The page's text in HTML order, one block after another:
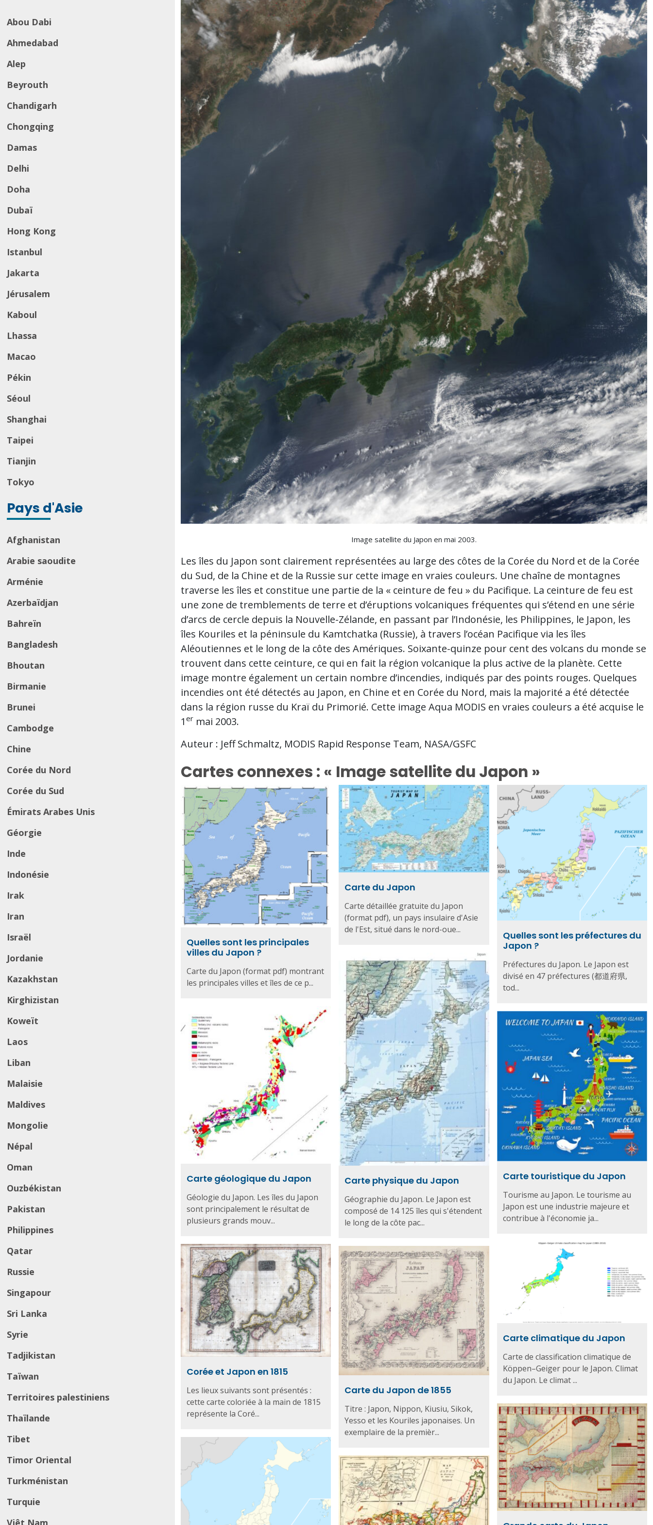
Abou Dabi
Ahmedabad
Alep
Beyrouth
Chandigarh
Chongqing
Damas
Delhi
Doha
Dubaï
Hong Kong
Istanbul
Jakarta
Jérusalem
Kaboul
Lhassa
Macao
Pékin
Séoul
Shanghai
Taipei
Tianjin
Tokyo
Pays d'Asie
Afghanistan
Arabie saoudite
Arménie
Azerbaïdjan
Bahreïn
Bangladesh
Bhoutan
Birmanie
Brunei
Cambodge
Chine
Corée du Nord
Corée du Sud
Émirats Arabes Unis
Géorgie
Inde
Indonésie
Irak
Iran
Israël
Jordanie
Kazakhstan
Kirghizistan
Koweït
Laos
Liban
Malaisie
Maldives
Mongolie
Népal
Oman
Ouzbékistan
Pakistan
Philippines
Qatar
Russie
Singapour
Sri Lanka
Syrie
Tadjikistan
Taïwan
Territoires palestiniens
Thaïlande
Tibet
Timor Oriental
Turkménistan
Turquie
Viêt Nam
Image satellite du Japon en mai 2003.
Les îles du Japon sont clairement représentées au large des côtes de la Corée du Nord et de la Corée
du Sud, de la Chine et de la Russie sur cette image en vraies couleurs. Une chaîne de montagnes
traverse les îles et constitue une partie de la « ceinture de feu » du Pacifique. La ceinture de feu est
une zone de tremblements de terre et d’éruptions volcaniques fréquentes qui s’étend en une série
d’arcs de cercle depuis la Nouvelle-Zélande, en passant par l’Indonésie, les Philippines, le Japon, les
îles Kouriles et la péninsule du Kamtchatka (Russie), à ​​travers l’océan Pacifique via les îles
Aléoutiennes et le long de la côte des Amériques. Soixante-quinze pour cent des volcans du monde se
trouvent dans cette ceinture, ce qui en fait la région volcanique la plus active de la planète. Cette
image montre également un certain nombre d’incendies, indiqués par des points rouges. Quelques
incendies ont été détectés au Japon, en Chine et en Corée du Nord, mais la majorité a été détectée
dans la région russe du Kraï du Primorié. Cette image Aqua MODIS en vraies couleurs a été acquise le
1 er mai 2003.
Auteur : Jeff Schmaltz, MODIS Rapid Response Team, NASA/GSFC
Cartes connexes : « Image satellite du Japon »
Quelles sont les principales
villes du Japon ?
Carte du Japon (format pdf) montrant
les principales villes et îles de ce p...
Carte du Japon
Carte détaillée gratuite du Japon
(format pdf), un pays insulaire d'Asie
de l'Est, situé dans le nord-oue...
Quelles sont les préfectures du
Japon ?
Préfectures du Japon. Le Japon est
divisé en 47 préfectures (都道府県,
tod...
Carte physique du Japon
Géographie du Japon. Le Japon est
composé de 14 125 îles qui s'étendent
le long de la côte pac...
Carte géologique du Japon
Géologie du Japon. Les îles du Japon
sont principalement le résultat de
plusieurs grands mouv...
Carte touristique du Japon
Tourisme au Japon. Le tourisme au
Japon est une industrie majeure et
contribue à l'économie ja...
Carte climatique du Japon
Carte de classification climatique de
Köppen–Geiger pour le Japon. Climat
du Japon. Le climat ...
Corée et Japon en 1815
Les lieux suivants sont présentés :
cette carte coloriée à la main de 1815
représente la Coré...
Carte du Japon de 1855
Titre : Japon, Nippon, Kiusiu, Sikok,
Yesso et les Kouriles japonaises. Un
exemplaire de la premièr...